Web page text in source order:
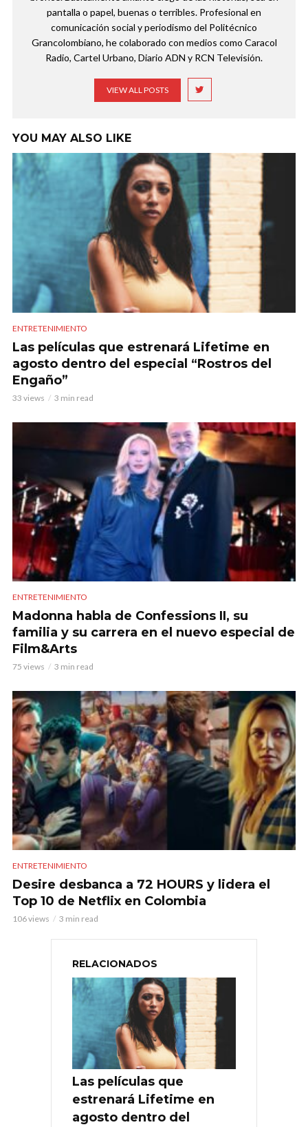
pantalla o papel, buenas o terribles. Profesional en
comunicación social y periodismo del Politécnico
Grancolombiano, he colaborado con medios como Caracol
Radio, Cartel Urbano, Diario ADN y RCN Televisión.
VIEW ALL POSTS
YOU MAY ALSO LIKE
ENTRETENIMIENTO
Las películas que estrenará Lifetime en
agosto dentro del especial “Rostros del
Engaño”
33 views 3 min read
ENTRETENIMIENTO
Madonna habla de Confessions II, su
familia y su carrera en el nuevo especial de
Film&Arts
75 views 3 min read
ENTRETENIMIENTO
Desire desbanca a 72 HOURS y lidera el
Top 10 de Netflix en Colombia
106 views 3 min read
RELACIONADOS
Las películas que
estrenará Lifetime en
agosto dentro del